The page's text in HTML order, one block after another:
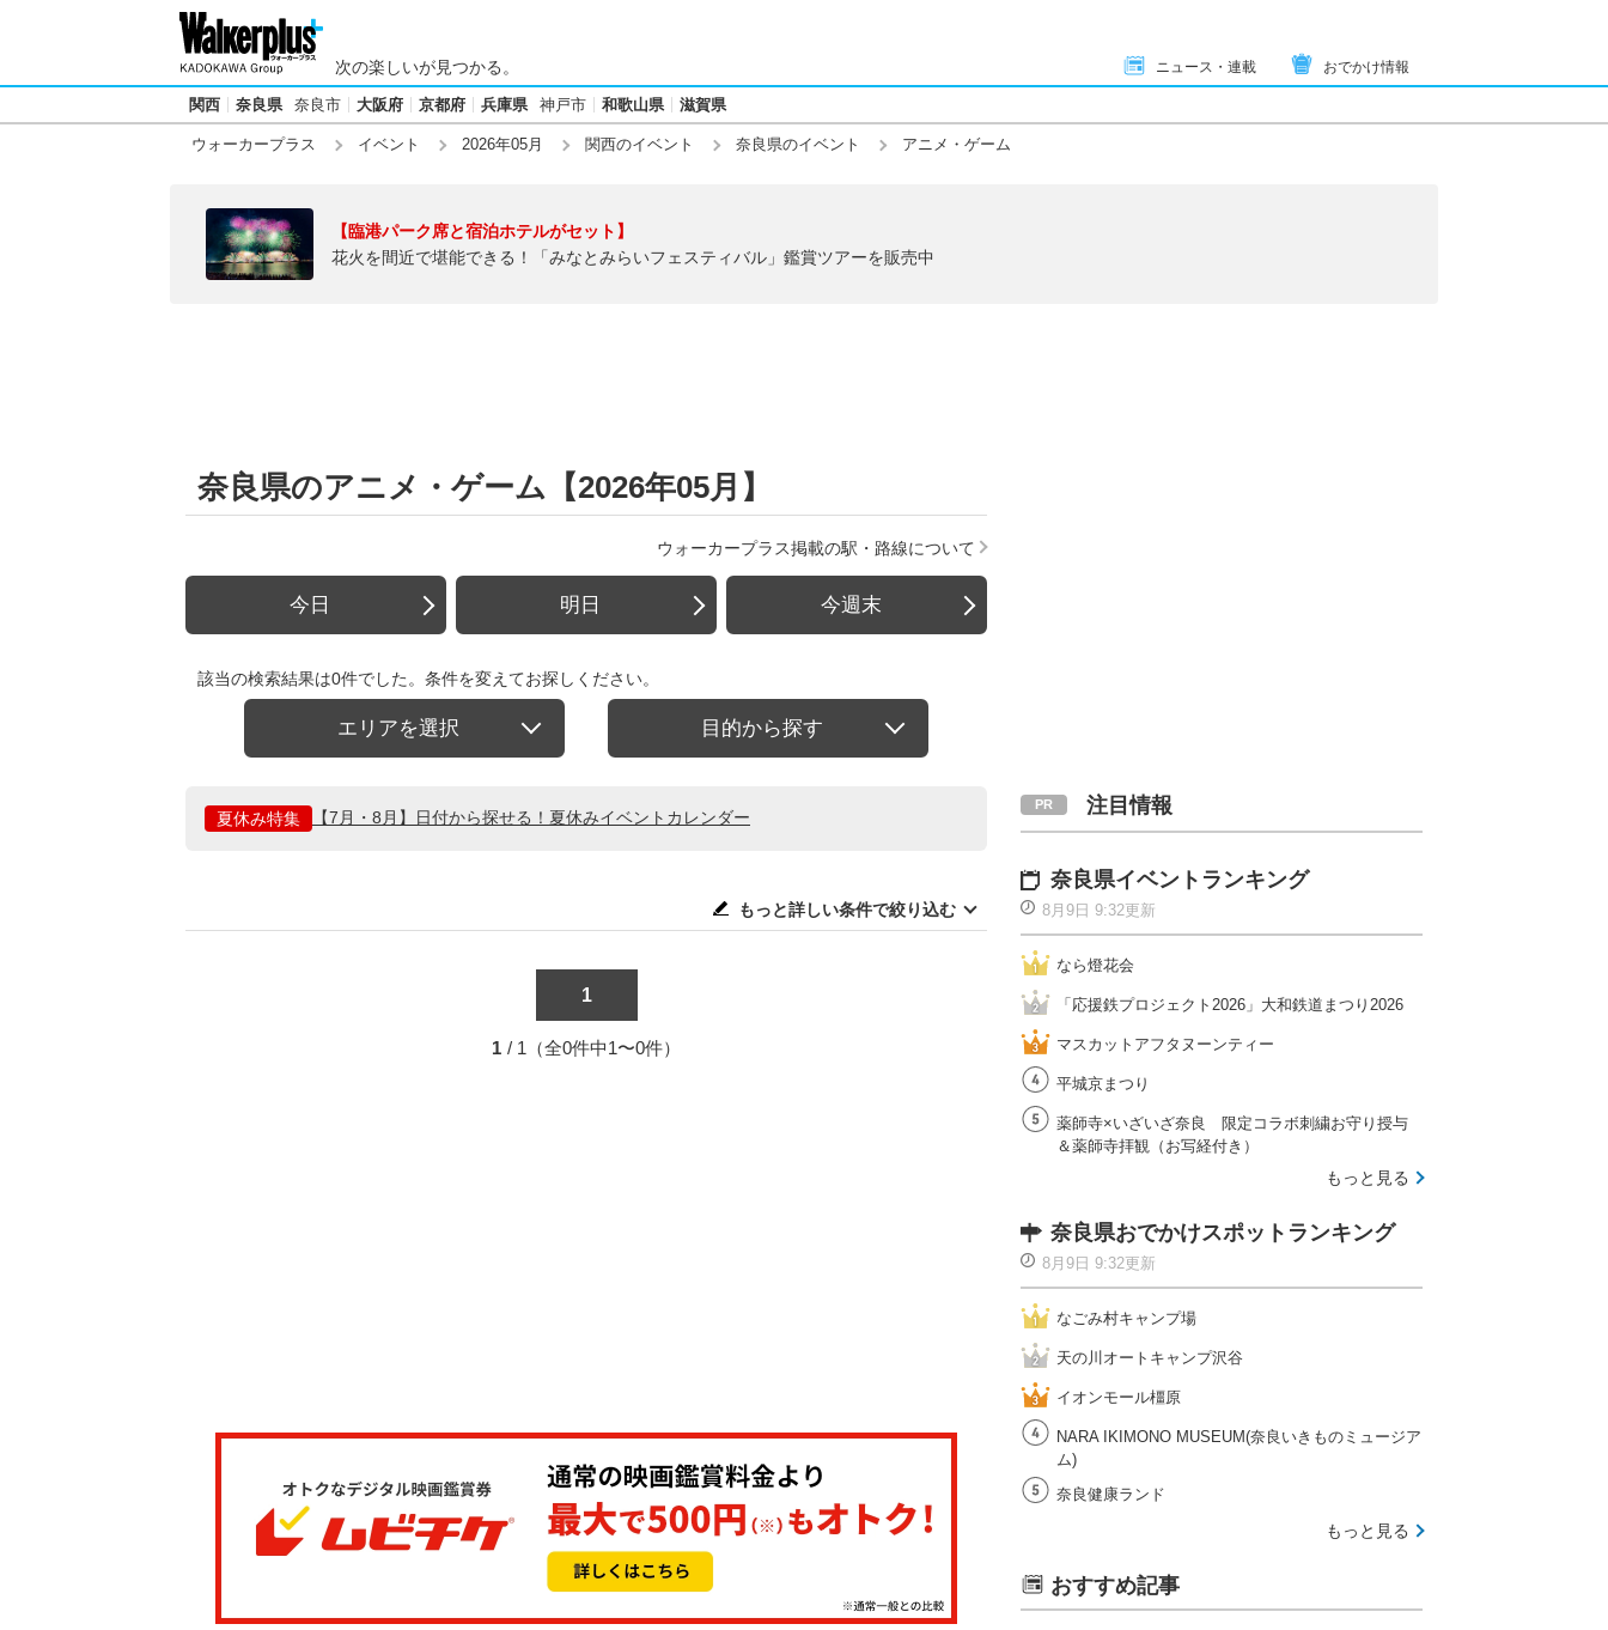
次の楽しいが見つかる。 ニュース・連載 おでかけ情報
関西 奈良県 奈良市 大阪府 京都府 兵庫県 神戸市 和歌山県 滋賀県
ウォーカープラス イベント 2026年05月 関西のイベント 奈良県のイベント アニメ・ゲーム
【臨港パーク席と宿泊ホテルがセット】
花火を間近で堪能できる！「みなとみらいフェスティバル」鑑賞ツアーを販売中
奈良県のアニメ・ゲーム【2026年05月】
ウォーカープラス掲載の駅・路線について
今日 明日 今週末
該当の検索結果は0件でした。条件を変えてお探しください。
エリアを選択 目的から探す
夏休み特集 【7月・8月】日付から探せる！夏休みイベントカレンダー
もっと詳しい条件で絞り込む
1
1 / 1（全0件中1〜0件）
注目情報
奈良県イベントランキング
8月9日 9:32更新
なら燈花会
「応援鉄プロジェクト2026」大和鉄道まつり2026
マスカットアフタヌーンティー
平城京まつり
薬師寺×いざいざ奈良 限定コラボ刺繍お守り授与
＆薬師寺拝観（お写経付き）
もっと見る
奈良県おでかけスポットランキング
8月9日 9:32更新
なごみ村キャンプ場
天の川オートキャンプ沢谷
イオンモール橿原
NARA IKIMONO MUSEUM(奈良いきものミュージア
ム)
奈良健康ランド
もっと見る
おすすめ記事